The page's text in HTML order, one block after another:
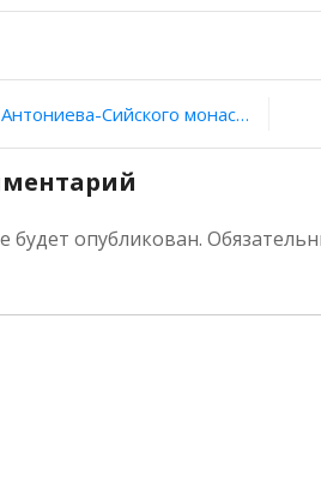
Сийского монастыря
будет опубликован.